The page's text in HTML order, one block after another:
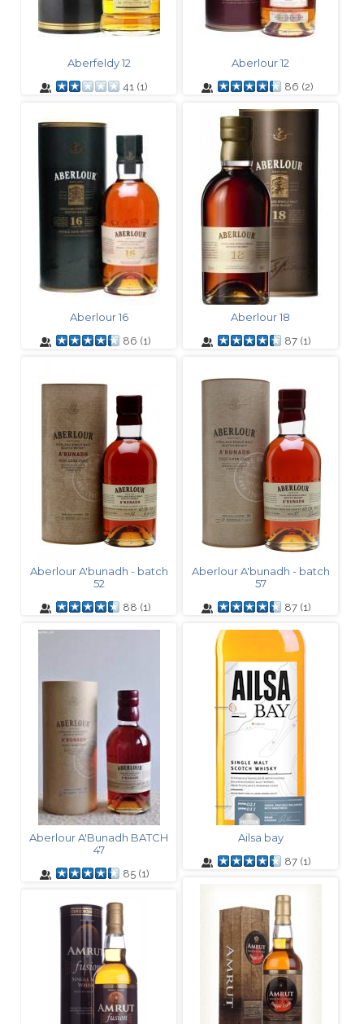
Aberfeldy 12
41 (1)
Aberlour 12
86 (2)
Aberlour 16
86 (1)
Aberlour 18
87 (1)
Aberlour A'bunadh - batch
52
88 (1)
Aberlour A'bunadh - batch
57
87 (1)
Aberlour A'Bunadh BATCH
47
85 (1)
Ailsa bay
87 (1)